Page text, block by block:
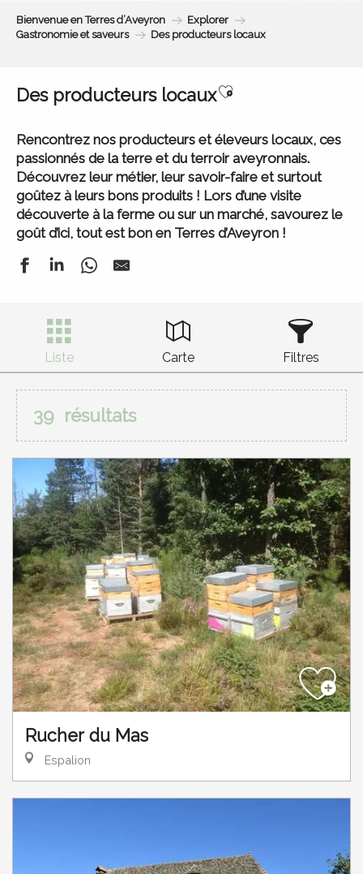
Bienvenue en Terres d’Aveyron
Explorer
Gastronomie et saveurs
Des producteurs locaux
Des producteurs locauxAjouter aux
Rencontrez nos producteurs et éleveurs locaux, ces
passionnés de la terre et du terroir aveyronnais.
Découvrez leur métier, leur savoir-faire et surtout
goûtez à leurs bons produits ! Lors d’une visite
découverte à la ferme ou sur un marché, savourez le
goût d’ici, tout est bon en Terres d’Aveyron !
Liste Carte Filtres
39 résultats
Rucher du Mas
Espalion